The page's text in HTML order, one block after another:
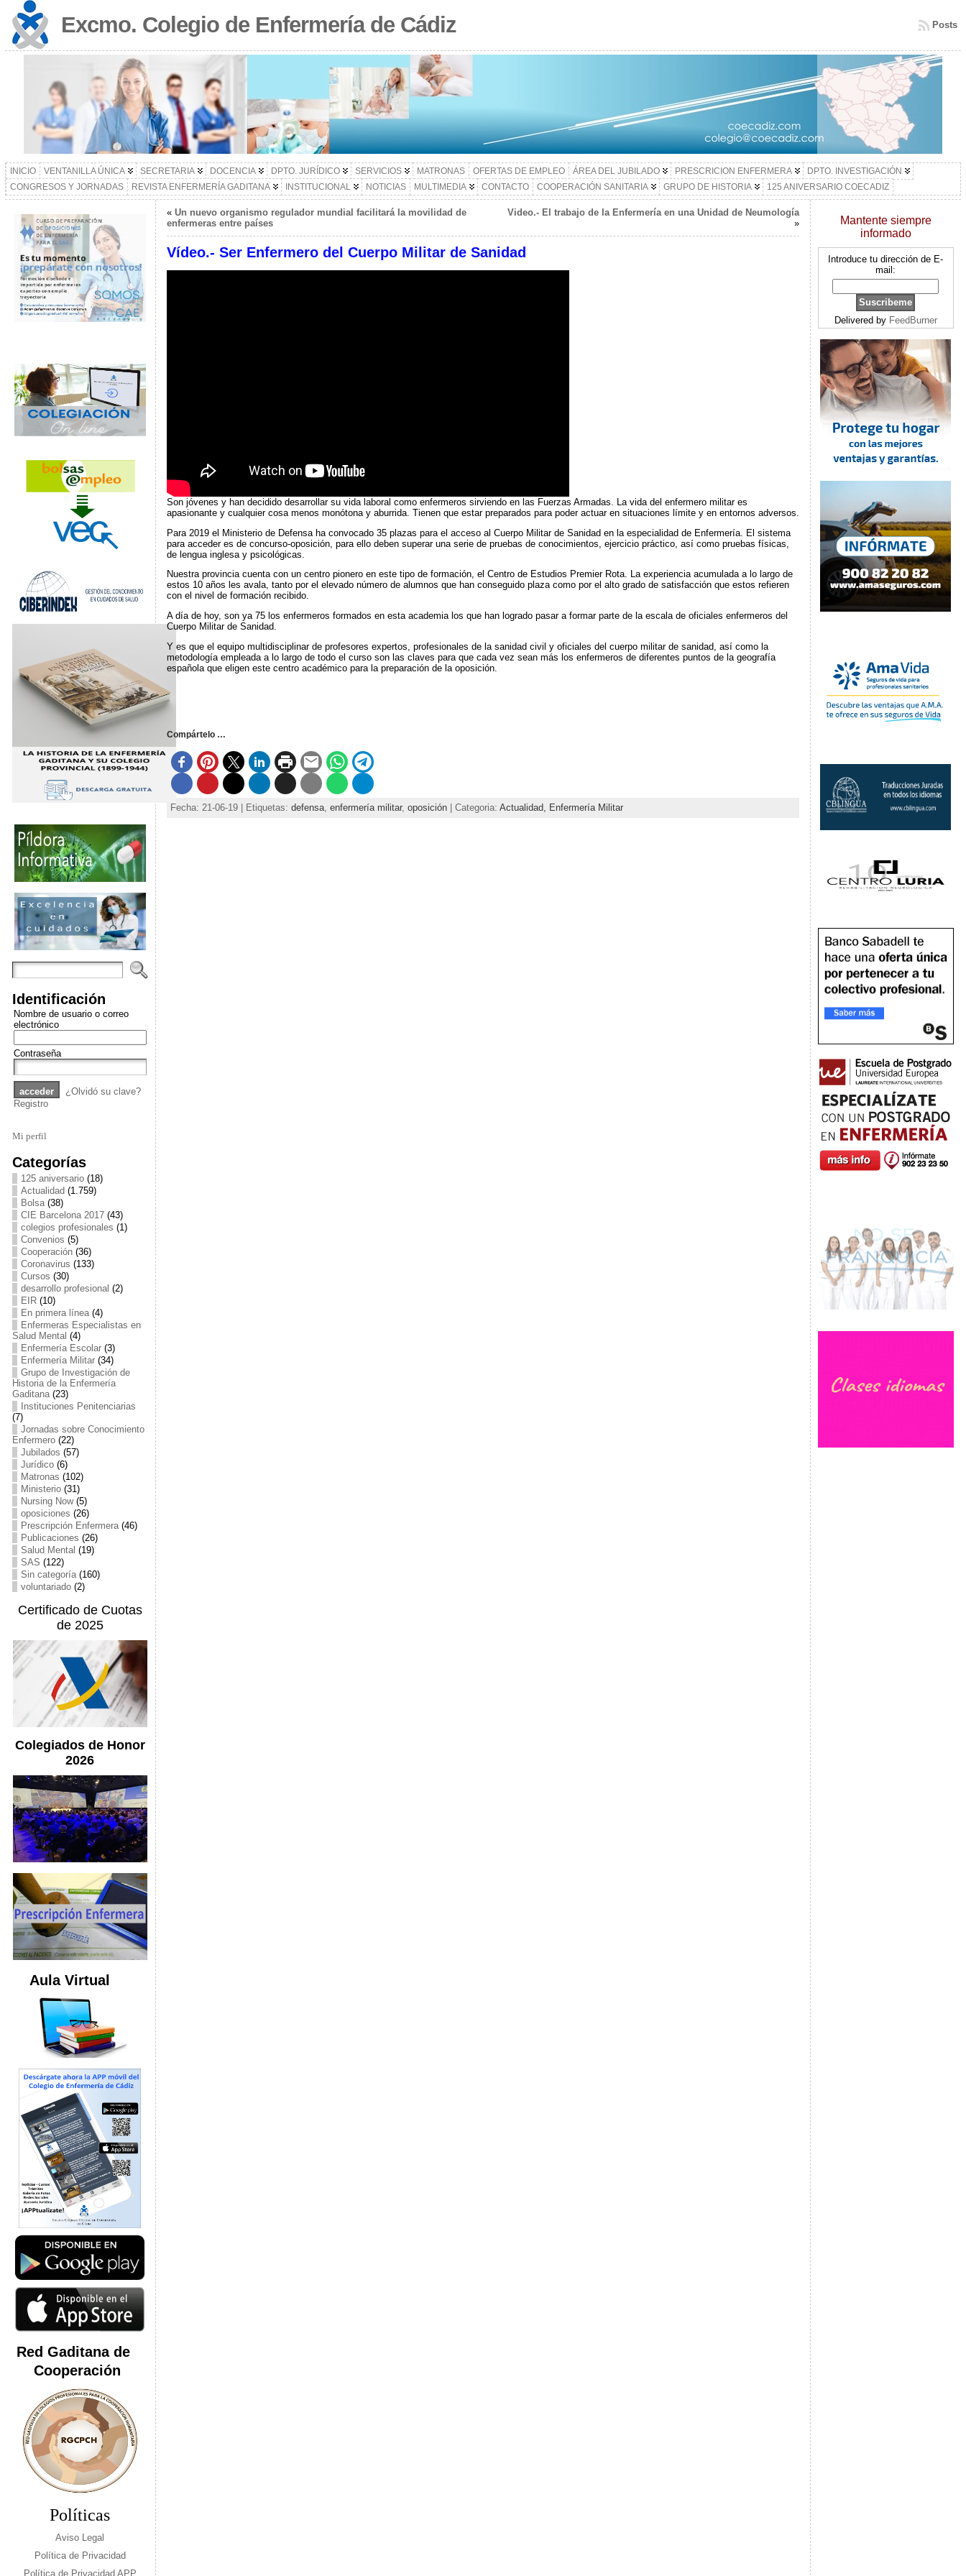
Excmo. Colegio de Enfermería de Cádiz Posts
INICIO VENTANILLA ÚNICA SECRETARIA DOCENCIA DPTO. JURÍDICO SERVICIOS MATRONAS OFERTAS DE EMPLEO ÁREA DEL JUBILADO PRESCRICION ENFERMERA
DPTO. INVESTIGACIÓN
CONGRESOS Y JORNADAS
REVISTA ENFERMERÍA GADITANA INSTITUCIONAL NOTICIAS MULTIMEDIA CONTACTO COOPERACIÓN SANITARIA GRUPO DE HISTORIA 125 ANIVERSARIO COECADIZ
Identificación
Nombre de usuario o correo
electrónico
Contraseña
¿Olvidó su clave?
Registro
Mi perfil
Categorías
125 aniversario(18)
Actualidad (1.759)
Bolsa(38)
CIE Barcelona 2017(43)
colegios profesionales (1)
Convenios (5)
Cooperación(36)
Coronavirus (133)
Cursos (30)
desarrollo profesional (2)
EIR(10)
En primera línea(4)
Enfermeras Especialistas en
Salud Mental (4)
Enfermería Escolar(3)
Enfermería Militar(34)
Grupo de Investigación de
Historia de la Enfermería
Gaditana(23)
Instituciones Penitenciarias
(7)
Jornadas sobre Conocimiento
Enfermero(22)
Jubilados (57)
Jurídico(6)
Matronas (102)
Ministerio(31)
Nursing Now(5)
oposiciones (26)
Prescripción Enfermera(46)
Publicaciones (26)
Salud Mental (19)
SAS (122)
Sin categoría(160)
voluntariado(2)
Certificado de Cuotas
de 2025
Colegiados de Honor
2026
Aula Virtual
Red Gaditana de
Cooperación
Políticas
Aviso Legal
Política de Privacidad
Política de Privacidad APP
« Un nuevo organismo regulador mundial facilitará la movilidad de
enfermeras entre países
Video.- El trabajo de la Enfermería en una Unidad de Neumología
»
Vídeo.- Ser Enfermero del Cuerpo Militar de Sanidad
Son jóvenes y han decidido desarrollar su vida laboral como enfermeros sirviendo en las Fuerzas Armadas. La vida del enfermero militar es
apasionante y cualquier cosa menos monótona y aburrida. Tienen que estar preparados para poder actuar en situaciones límite y en entornos adversos.
Para 2019 el Ministerio de Defensa ha convocado 35 plazas para el acceso al Cuerpo Militar de Sanidad en la especialidad de Enfermería. El sistema
para acceder es de concurso-oposición, para ello deben superar una serie de pruebas de conocimientos, ejercicio práctico, así como pruebas físicas,
de lengua inglesa y psicológicas.
Nuestra provincia cuenta con un centro pionero en este tipo de formación, el Centro de Estudios Premier Rota. La experiencia acumulada a lo largo de
estos 10 años les avala, tanto por el elevado número de alumnos que han conseguido plaza como por el alto grado de satisfacción que estos refieren
con el nivel de formación recibido.
A día de hoy, son ya 75 los enfermeros formados en esta academia los que han logrado pasar a formar parte de la escala de oficiales enfermeros del
Cuerpo Militar de Sanidad.
Y es que el equipo multidisciplinar de profesores expertos, profesionales de la sanidad civil y oficiales del cuerpo militar de sanidad, así como la
metodología empleada a lo largo de todo el curso son las claves para que cada vez sean más los enfermeros de diferentes puntos de la geografía
española que eligen este centro académico para la preparación de la oposición.
Compártelo …
Fecha: 21-06-19 | Etiquetas: defensa, enfermería militar, oposición| Categoria: Actualidad, Enfermería Militar
Mantente siempre
informado
Introduce tu dirección de E-
mail:
Delivered by FeedBurner